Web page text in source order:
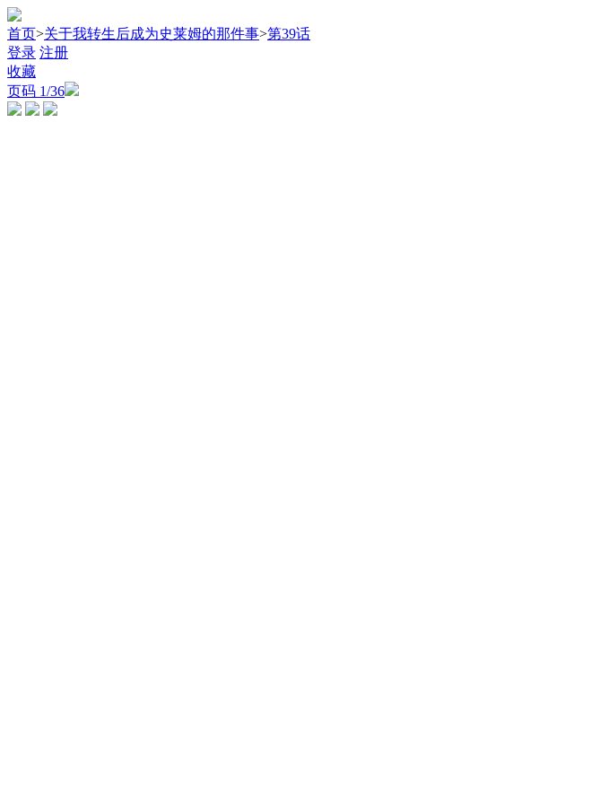
首页>关于我转生后成为史莱姆的那件事>第39话
登录 注册
收藏
页码 1/36